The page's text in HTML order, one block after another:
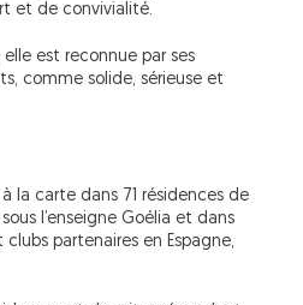
et de convivialité.
est reconnue par ses
comme solide, sérieuse et
la carte dans 71 résidences de
l’enseigne Goélia et dans
partenaires en Espagne,